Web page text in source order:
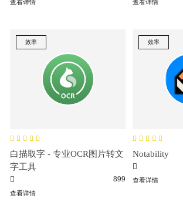
查看详情 查看详情
效率
白描取字 - 专业OCR图片转文
字工具
899
查看详情
效率
Notability
查看详情